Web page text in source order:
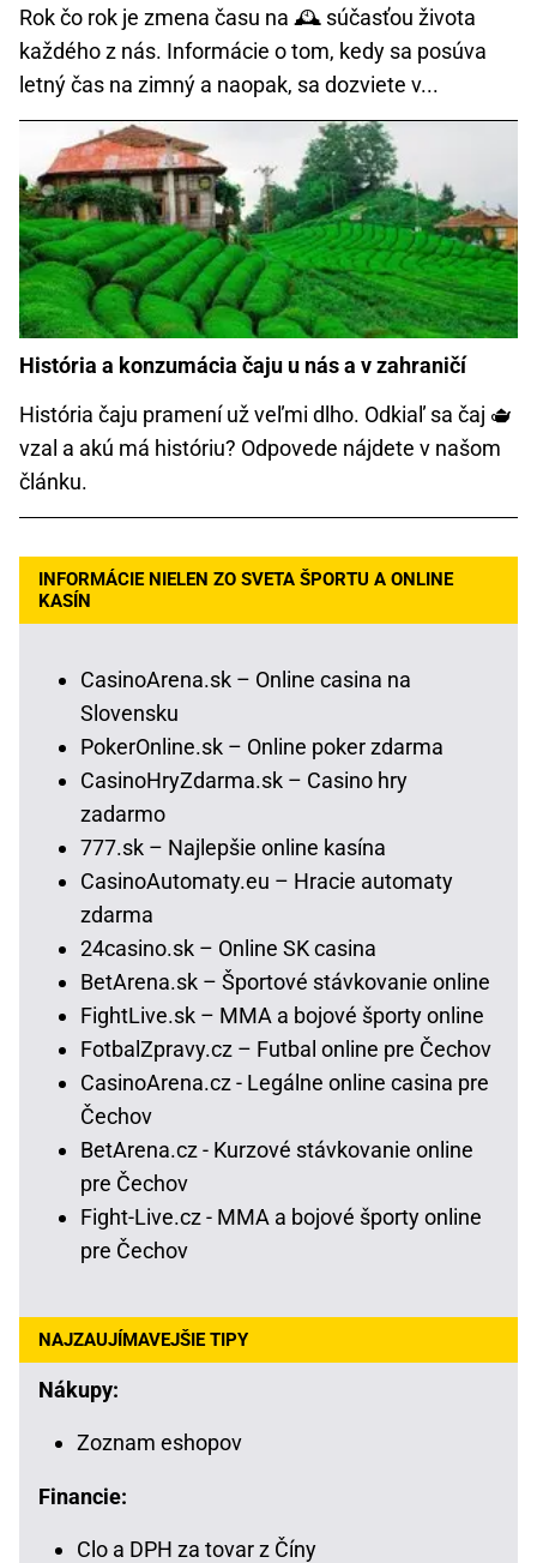
Rok čo rok je zmena času na 🕰️ súčasťou života
každého z nás. Informácie o tom, kedy sa posúva
letný čas na zimný a naopak, sa dozviete v...
História a konzumácia čaju u nás a v zahraničí
História čaju pramení už veľmi dlho. Odkiaľ sa čaj 🫖
vzal a akú má históriu? Odpovede nájdete v našom
článku.
INFORMÁCIE NIELEN ZO SVETA ŠPORTU A ONLINE
KASÍN
CasinoArena.sk – Online casina na
Slovensku
PokerOnline.sk – Online poker zdarma
CasinoHryZdarma.sk – Casino hry
zadarmo
777.sk – Najlepšie online kasína
CasinoAutomaty.eu – Hracie automaty
zdarma
24casino.sk – Online SK casina
BetArena.sk – Športové stávkovanie online
FightLive.sk – MMA a bojové športy online
FotbalZpravy.cz – Futbal online pre Čechov
CasinoArena.cz - Legálne online casina pre
Čechov
BetArena.cz - Kurzové stávkovanie online
pre Čechov
Fight-Live.cz - MMA a bojové športy online
pre Čechov
NAJZAUJÍMAVEJŠIE TIPY
Nákupy:
Zoznam eshopov
Financie:
Clo a DPH za tovar z Číny